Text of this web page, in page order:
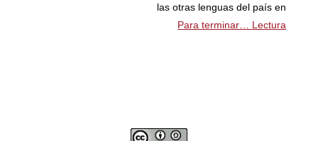
las otras lenguas del país en
Para terminar… Lectura